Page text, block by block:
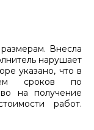
Внесла
нарушает
указано, что в
сроков по
на получение
работ.